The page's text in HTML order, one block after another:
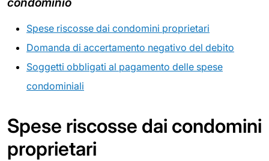
Spese riscosse dai condomini proprietari
Domanda di accertamento negativo del debito
Soggetti obbligati al pagamento delle spese
condominiali
Spese riscosse dai condomini
proprietari